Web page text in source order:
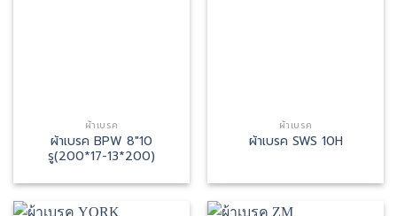
ผ้าเบรค
ผ้าเบรค BPW 8″10
รู(200*17-13*200)
ผ้าเบรค
ผ้าเบรค SWS 10H